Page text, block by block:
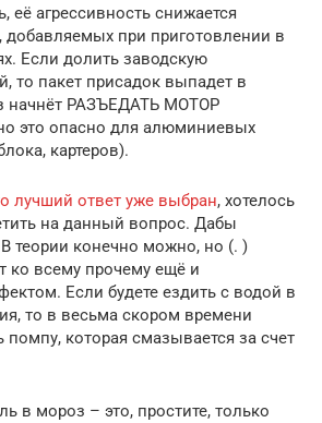
её агрессивность снижается
добавляемых при приготовлении в
Если долить заводскую
то пакет присадок выпадет в
начнёт РАЗЪЕДАТЬ МОТОР
это опасно для алюминиевых
картеров).
лучший ответ уже выбран, хотелось
на данный вопрос. Дабы
теории конечно можно, но (. )
ко всему прочему ещё и
Если будете ездить с водой в
то в весьма скором времени
помпу, которая смазывается за счет
в мороз – это, простите, только